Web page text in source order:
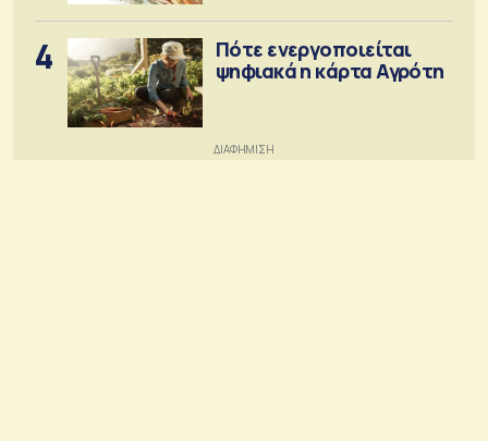
4
Πότε ενεργοποιείται
ψηφιακά η κάρτα Αγρότη